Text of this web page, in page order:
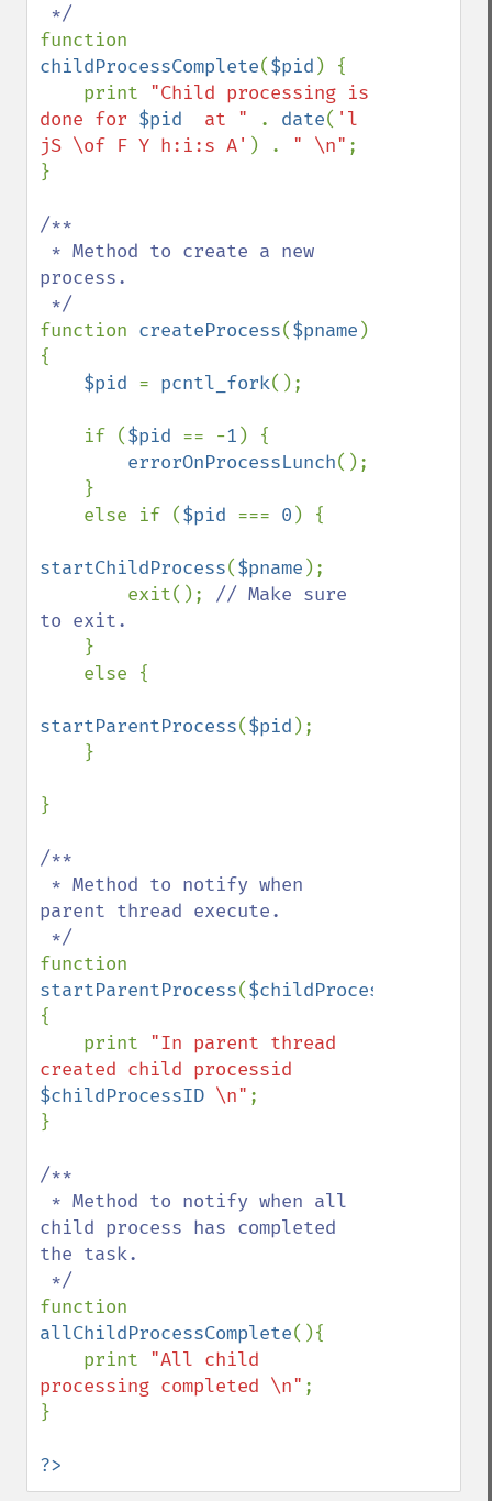
childProcessComplete($pid ) {
    print
"Child processing is
done for $pid
  at "
. date( 'l
jS \of F Y h:i:s A' ) . " \n" ;
}
/**
process.
function createProcess($pname )
{
$pid = pcntl_fork();
    if (
$pid == -1 ) {
errorOnProcessLunch();
    else if (
$pid === 0 ) {
startChildProcess($pname );
        exit();
// Make sure
to exit.
}
startParentProcess($pid );
}
/**
parent thread execute.
startParentProcess($childProcessID
{
    print
"In parent thread
$childProcessID \n" ;
}
/**
child process has completed
the task.
allChildProcessComplete(){
    print
"All child
processing completed \n" ;
}
?>